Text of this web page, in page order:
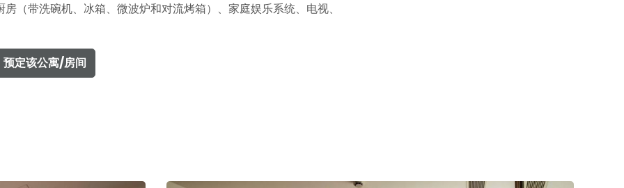
（带洗碗机、冰箱、微波炉和对流烤箱）、家庭娱乐系统、电视、
预定该公寓/房间